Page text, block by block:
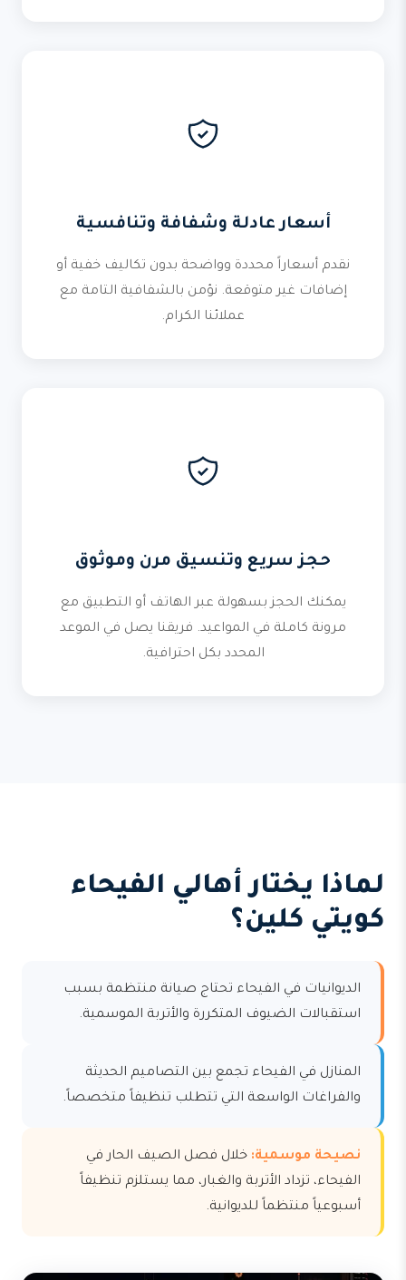
أسعار عادلة وشفافة وتنافسية
نقدم أسعاراً محددة وواضحة بدون تكاليف خفية أو
إضافات غير متوقعة. نؤمن بالشفافية التامة مع
عملائنا الكرام.
حجز سريع وتنسيق مرن وموثوق
يمكنك الحجز بسهولة عبر الهاتف أو التطبيق مع
مرونة كاملة في المواعيد. فريقنا يصل في الموعد
المحدد بكل احترافية.
لماذا يختار أهالي الفيحاء
كويتي كلين؟
الديوانيات في الفيحاء تحتاج صيانة منتظمة بسبب
استقبالات الضيوف المتكررة والأتربة الموسمية.
المنازل في الفيحاء تجمع بين التصاميم الحديثة
والفراغات الواسعة التي تتطلب تنظيفاً متخصصاً.
نصيحة موسمية: خلال فصل الصيف الحار في
الفيحاء، تزداد الأتربة والغبار، مما يستلزم تنظيفاً
أسبوعياً منتظماً للديوانية.